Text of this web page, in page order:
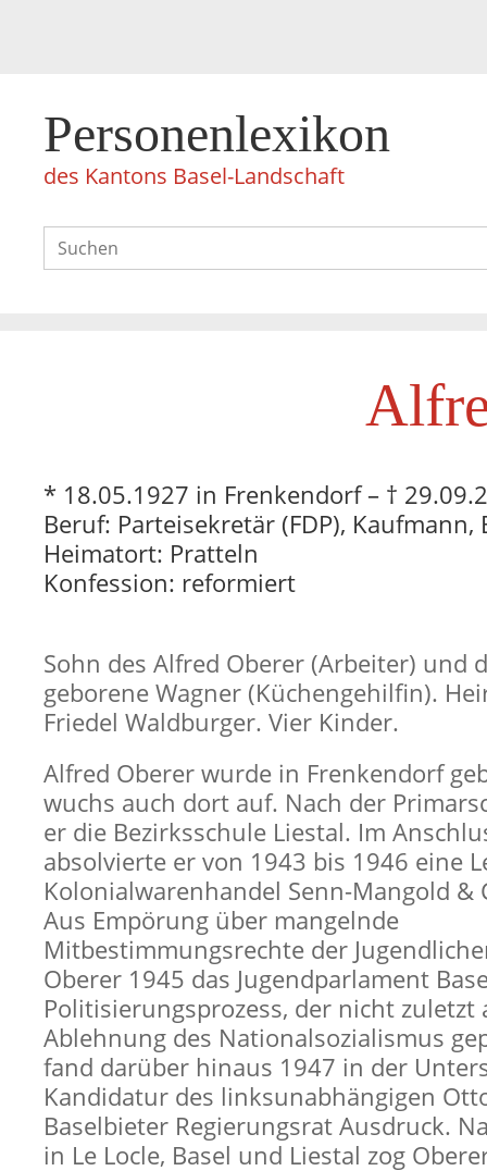
Personenlexikon
des Kantons Basel-Landschaft
* 18.05.1927 in Frenkendorf – †
Beruf: Parteisekretär (FDP), Kaufmann,
Heimatort: Pratteln
Konfession: reformiert
Sohn des Alfred Oberer (Arbeiter) und
geborene Wagner (Küchengehilfin).
Friedel Waldburger. Vier Kinder.
Alfred Oberer wurde in Frenkendorf
wuchs auch dort auf. Nach der
er die Bezirksschule Liestal. Im
absolvierte er von 1943 bis 1946 eine
Kolonialwarenhandel Senn-Mangold &
Aus Empörung über mangelnde
Mitbestimmungsrechte der
Oberer 1945 das Jugendparlament
Politisierungsprozess, der nicht zuletzt
Ablehnung des Nationalsozialismus
fand darüber hinaus 1947 in der
Kandidatur des linksunabhängigen
Baselbieter Regierungsrat Ausdruck.
in Le Locle, Basel und Liestal zog